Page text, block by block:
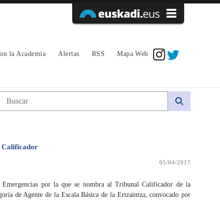
la Academia Alertas RSS Mapa Web
web
Calificador
05/04/2017
por la que se nombra al Tribunal Calificador de la
de Agente de la Escala Básica de la Ertzaintza, convocado por